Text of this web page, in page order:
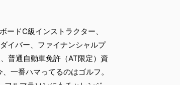
ードC級インストラクター、
イバー、ファイナンシャルプ
普通自動車免許（AT限定）資
一番ハマってるのはゴルフ。